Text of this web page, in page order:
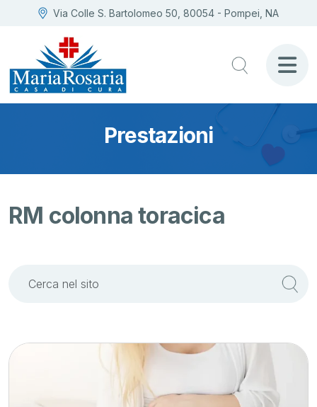
Via Colle S. Bartolomeo 50, 80054 - Pompei, NA
Prestazioni
RM colonna toracica